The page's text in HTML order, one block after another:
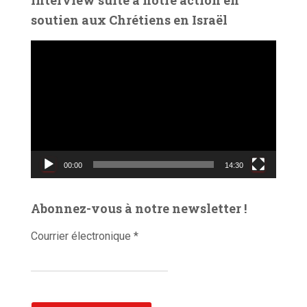
o
soutien aux Chrétiens en Israël
v
o
00:00 14:30
Abonnez-vous à notre newsletter !
Courrier électronique *